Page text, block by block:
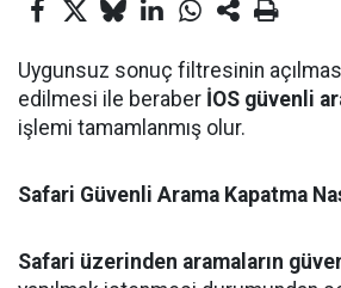
Uygunsuz sonuç filtresinin
edilmesi ile beraber İOS güvenli
işlemi tamamlanmış olur.
Safari Güvenli Arama Kapatma
Safari üzerinden aramaların